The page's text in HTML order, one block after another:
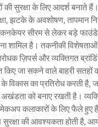
की सुरक्षा के लिए आदर्श बनाते
झटके के अवशोषण, तापमान
सीरम से लेकर बड़े
शामिल है। तकनीकी विशेषताओं
ज़िपर्स और व्यक्तिगत
जा सकने वाले बाहरी सतहों
के विकास का प्रतिरोध करती
को बनाए रखती है।
कलाकारों के लिए फैले हुए
की आवश्यकता होती है,